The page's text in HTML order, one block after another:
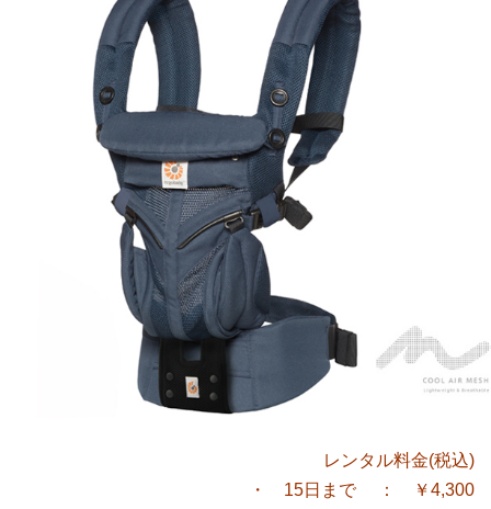
レンタル料金(税込)
・ 15日まで ： ￥4,300